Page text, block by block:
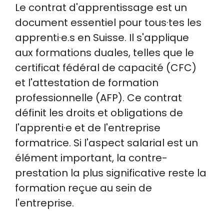
Le contrat d'apprentissage est un
document essentiel pour tous·tes les
apprenti·e.s en Suisse. Il s'applique
aux formations duales, telles que le
certificat fédéral de capacité (CFC)
et l'attestation de formation
professionnelle (AFP). Ce contrat
définit les droits et obligations de
l'apprenti·e et de l'entreprise
formatrice. Si l'aspect salarial est un
élément important, la contre-
prestation la plus significative reste la
formation reçue au sein de
l'entreprise.